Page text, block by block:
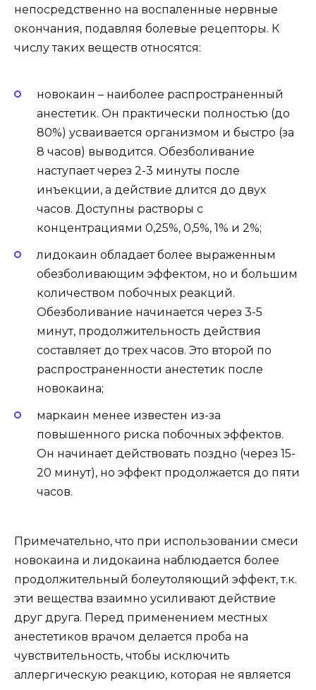
непосредственно на воспаленные нервные
окончания, подавляя болевые рецепторы. К
числу таких веществ относятся:
новокаин – наиболее распространенный
анестетик. Он практически полностью (до
80%) усваивается организмом и быстро (за
8 часов) выводится. Обезболивание
наступает через 2-3 минуты после
инъекции, а действие длится до двух
часов. Доступны растворы с
концентрациями 0,25%, 0,5%, 1% и 2%;
лидокаин обладает более выраженным
обезболивающим эффектом, но и большим
количеством побочных реакций.
Обезболивание начинается через 3-5
минут, продолжительность действия
составляет до трех часов. Это второй по
распространенности анестетик после
новокаина;
маркаин менее известен из-за
повышенного риска побочных эффектов.
Он начинает действовать поздно (через 15-
20 минут), но эффект продолжается до пяти
часов.
Примечательно, что при использовании смеси
новокаина и лидокаина наблюдается более
продолжительный болеутоляющий эффект, т.к.
эти вещества взаимно усиливают действие
друг друга. Перед применением местных
анестетиков врачом делается проба на
чувствительность, чтобы исключить
аллергическую реакцию, которая не является